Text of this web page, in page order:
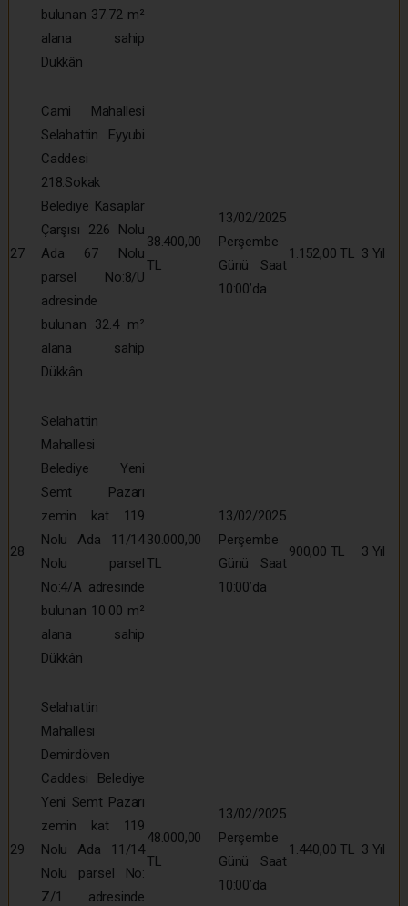
bulunan 37.72 m²
alana sahip
Dükkân
27
Cami Mahallesi
Selahattin Eyyubi
Caddesi
218.Sokak
Belediye Kasaplar
Çarşısı 226 Nolu
Ada 67 Nolu
parsel No:8/U
adresinde
bulunan 32.4 m²
alana sahip
Dükkân
38.400,00
TL
13/02/2025
Perşembe
Günü Saat
10:00’da
1.152,00 TL 3 Yıl
28
Selahattin
Mahallesi
Belediye Yeni
Semt Pazarı
zemin kat 119
Nolu Ada 11/14
Nolu parsel
No:4/A adresinde
bulunan 10.00 m²
alana sahip
Dükkân
30.000,00
TL
13/02/2025
Perşembe
Günü Saat
10:00’da
900,00 TL 3 Yıl
29
Selahattin
Mahallesi
Demirdöven
Caddesi Belediye
Yeni Semt Pazarı
zemin kat 119
Nolu Ada 11/14
Nolu parsel No:
Z/1 adresinde
48.000,00
TL
13/02/2025
Perşembe
Günü Saat
10:00’da
1.440,00 TL 3 Yıl